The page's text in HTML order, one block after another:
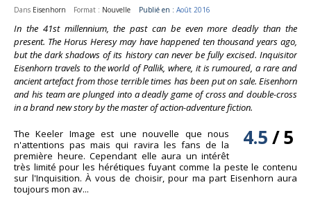
Dans Eisenhorn Format : Nouvelle Publié en : Août 2016
In the 41st millennium, the past can be even more deadly than the
present. The Horus Heresy may have happened ten thousand years ago,
but the dark shadows of its history can never be fully excised. Inquisitor
Eisenhorn travels to the world of Pallik, where, it is rumoured, a rare and
ancient artefact from those terrible times has been put on sale. Eisenhorn
and his team are plunged into a deadly game of cross and double-cross
in a brand new story by the master of action-adventure fiction.
4.5/5
The Keeler Image est une nouvelle que nous
n'attentions pas mais qui ravira les fans de la
première heure. Cependant elle aura un intérêt
très limité pour les hérétiques fuyant comme la peste le contenu
sur l'Inquisition. À vous de choisir, pour ma part Eisenhorn aura
toujours mon av...